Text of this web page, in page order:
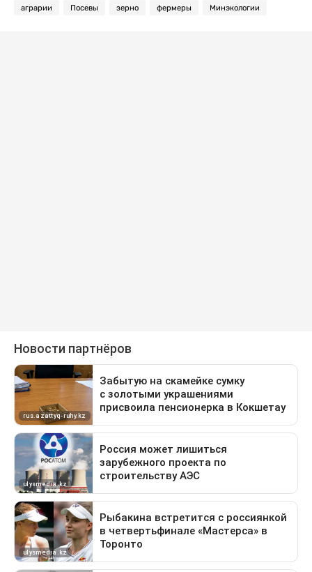
аграрии Посевы зерно фермеры Минэкологии